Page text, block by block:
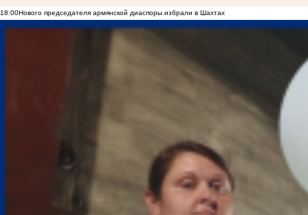
18:00Нового председателя армянской диаспоры избрали в Шахтах